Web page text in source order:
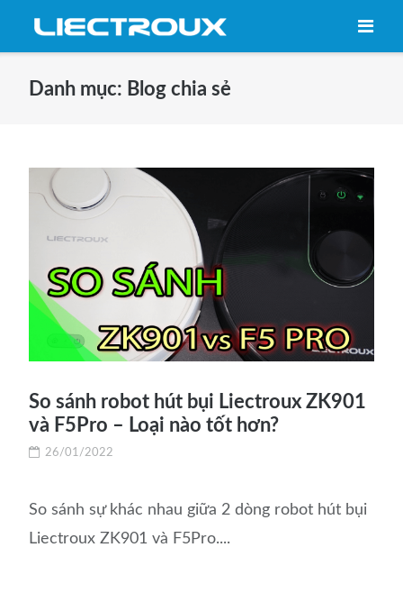
Danh mục: Blog chia sẻ
So sánh robot hút bụi Liectroux ZK901
và F5Pro – Loại nào tốt hơn?
26/01/2022
So sánh sự khác nhau giữa 2 dòng robot hút bụi
Liectroux ZK901 và F5Pro....